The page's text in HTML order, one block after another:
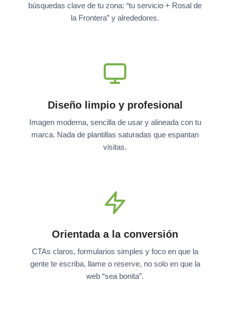
búsquedas clave de tu zona: “tu servicio + Rosal de
la Frontera” y alrededores.
Diseño limpio y profesional
Imagen moderna, sencilla de usar y alineada con tu
marca. Nada de plantillas saturadas que espantan
visitas.
Orientada a la conversión
CTAs claros, formularios simples y foco en que la
gente te escriba, llame o reserve, no solo en que la
web “sea bonita”.